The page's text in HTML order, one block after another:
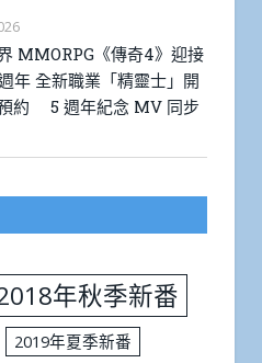
MMORPG《傳奇4》迎接
年 全新職業「精靈士」開
約 5 週年紀念 MV 同步
年秋季新番
2019年夏季新番